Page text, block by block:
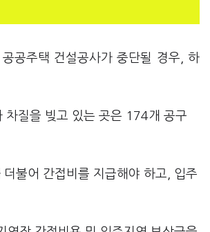
공주택 건설공사가 중단될 경우, 하
차질을 빚고 있는 곳은 174개 공구
불어 간접비를 지급해야 하고, 입주